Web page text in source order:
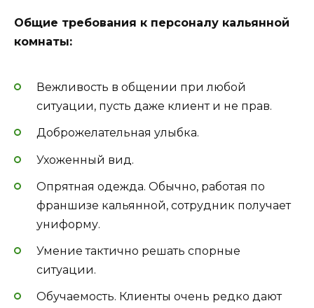
Общие требования к персоналу кальянной
комнаты:
Вежливость в общении при любой
ситуации, пусть даже клиент и не прав.
Доброжелательная улыбка.
Ухоженный вид.
Опрятная одежда. Обычно, работая по
франшизе кальянной, сотрудник получает
униформу.
Умение тактично решать спорные
ситуации.
Обучаемость. Клиенты очень редко дают